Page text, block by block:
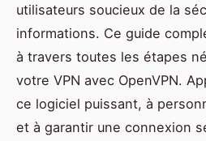
utilisateurs soucieux de la
informations. Ce guide
à travers toutes les étapes
votre VPN avec OpenVPN.
ce logiciel puissant, à
et à garantir une connexion